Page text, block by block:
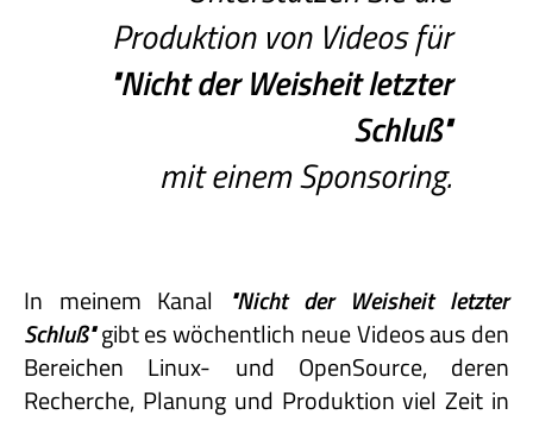
Produktion von Videos für
"Nichtder Weisheitletzter
Schluß"
mit einem Sponsoring.
In meinem Kanal "Nicht der Weisheit letzter
Schluß"gibt es wöchentlich neue Videos aus den
Bereichen Linux- und OpenSource, deren
Recherche, Planung und Produktion viel Zeit in